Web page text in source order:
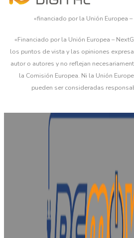
«financiado por la Unión Europea
«Financiado por la Unión Europea –
los puntos de vista y las opiniones
autor o autores y no reflejan
la Comisión Europea. Ni la Unión
pueden ser consideradas